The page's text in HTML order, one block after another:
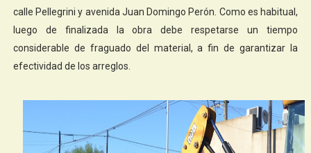
calle Pellegrini y avenida Juan Domingo Perón. Como es habitual,
luego de finalizada la obra debe respetarse un tiempo
considerable de fraguado del material, a fin de garantizar la
efectividad de los arreglos.